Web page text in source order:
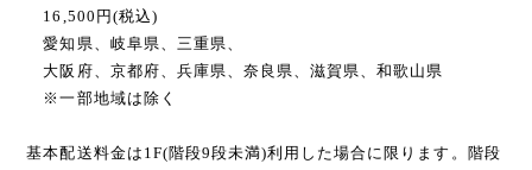
16,500円(税込)
愛知県、岐阜県、三重県、
大阪府、京都府、兵庫県、奈良県、滋賀県、和歌山県
※一部地域は除く
基本配送料金は1F(階段9段未満)利用した場合に限ります。階段